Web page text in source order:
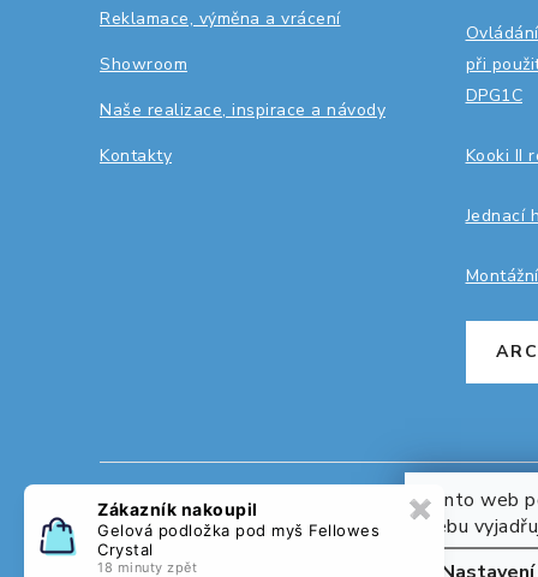
Tento web
webu
Reklamace, výměna a vrácení
Showroom
Naše realizace, inspirace a návody
Kontakty
při
DPG1C
Kooki II
Jednací
Zákazník nakoupil ✖
Gelová podložka pod myš Fellowes
Crystal
18 minuty zpět